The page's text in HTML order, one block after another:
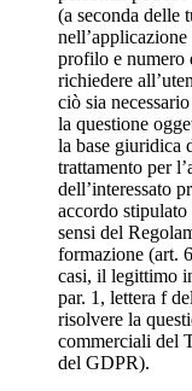
(a seconda delle
profilo e numero
richiedere
ciò sia
la questione
la base giuridica
trattamento per
dell’interessato
accordo stipulato
sensi del
formazione (art.
casi, il legittimo
par. 1, lettera f
risolvere la
commerciali del
del GDPR).